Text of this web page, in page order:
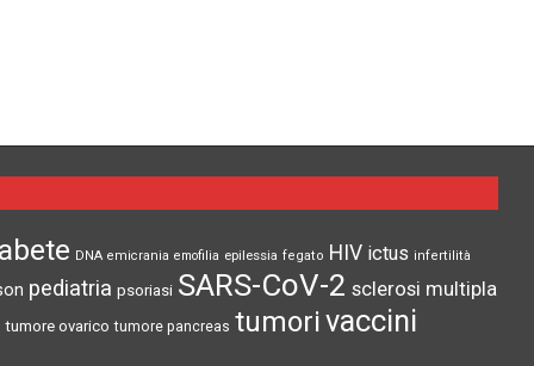
DNA emicrania emofilia epilessia fegato HIV ictus infertilità
pediatria psoriasi SARS-CoV-2 sclerosi multipla
tumore ovarico tumore pancreas tumorivaccini